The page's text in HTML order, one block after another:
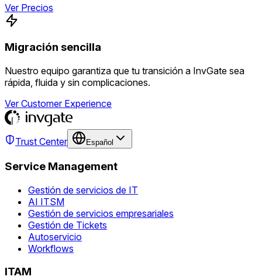
Ver Precios
Migración sencilla
Nuestro equipo garantiza que tu transición a InvGate sea
rápida, fluida y sin complicaciones.
Ver Customer Experience
Trust Center Español
Service Management
Gestión de servicios de IT
AI ITSM
Gestión de servicios empresariales
Gestión de Tickets
Autoservicio
Workflows
ITAM